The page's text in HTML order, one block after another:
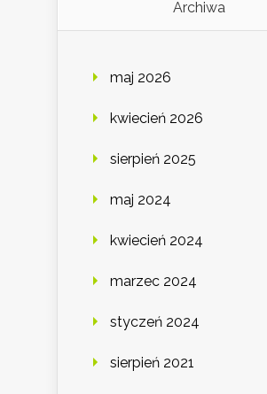
Archiwa
maj 2026
kwiecień 2026
sierpień 2025
maj 2024
kwiecień 2024
marzec 2024
styczeń 2024
sierpień 2021